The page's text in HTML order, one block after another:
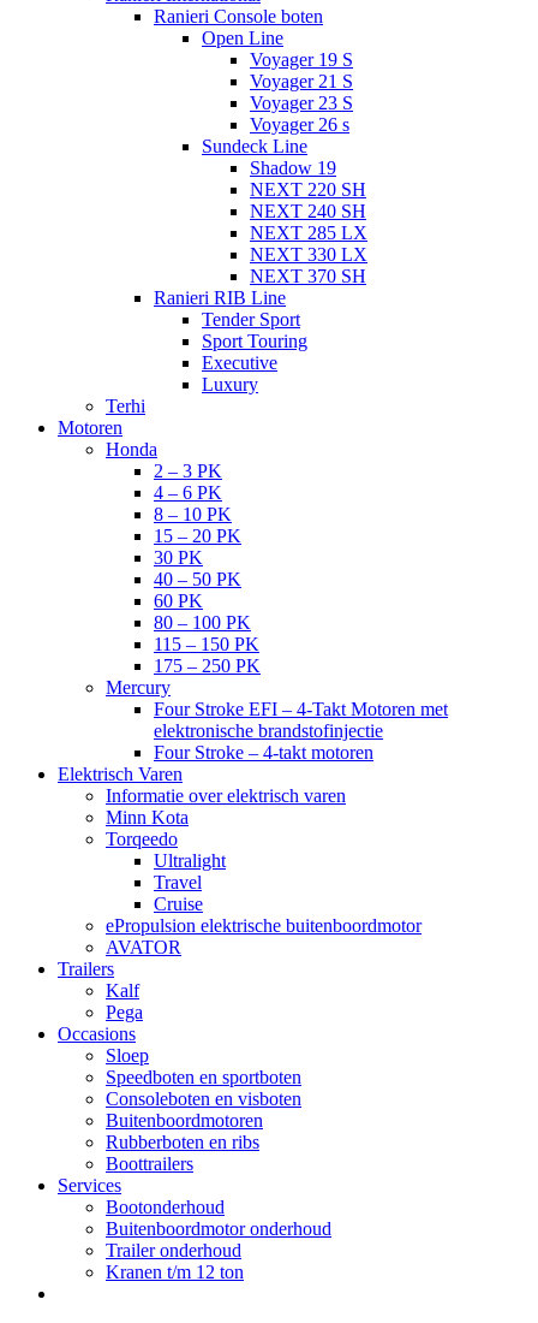
Ranieri Console boten
Open Line
Voyager 19 S
Voyager 21 S
Voyager 23 S
Voyager 26 s
Sundeck Line
Shadow 19
NEXT 220 SH
NEXT 240 SH
NEXT 285 LX
NEXT 330 LX
NEXT 370 SH
Ranieri RIB Line
Tender Sport
Sport Touring
Executive
Luxury
Terhi
Motoren
Honda
2 – 3 PK
4 – 6 PK
8 – 10 PK
15 – 20 PK
30 PK
40 – 50 PK
60 PK
80 – 100 PK
115 – 150 PK
175 – 250 PK
Mercury
Four Stroke EFI – 4-Takt Motoren met
elektronische brandstofinjectie
Four Stroke – 4-takt motoren
Elektrisch Varen
Informatie over elektrisch varen
Minn Kota
Torqeedo
Ultralight
Travel
Cruise
ePropulsion elektrische buitenboordmotor
AVATOR
Trailers
Kalf
Pega
Occasions
Sloep
Speedboten en sportboten
Consoleboten en visboten
Buitenboordmotoren
Rubberboten en ribs
Boottrailers
Services
Bootonderhoud
Buitenboordmotor onderhoud
Trailer onderhoud
Kranen t/m 12 ton